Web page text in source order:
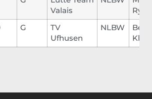
Valais
Ryan
G
TV
Ufhusen
NLBW